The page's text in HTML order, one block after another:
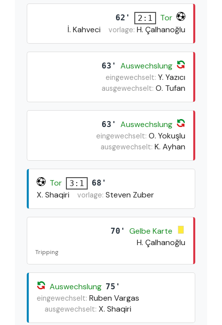
62' 2:1
Tor
İ. Kahveci
vorlage: H. Çalhanoğlu
63' Auswechslung
eingewechselt: Y. Yazıcı
ausgewechselt: O. Tufan
63' Auswechslung
eingewechselt: O. Yokuşlu
ausgewechselt: K. Ayhan
Tor 3:1 68'
X. Shaqiri vorlage: Steven Zuber
70'
Gelbe Karte
H. Çalhanoğlu
Tripping
Auswechslung 75'
eingewechselt: Ruben Vargas
ausgewechselt: X. Shaqiri